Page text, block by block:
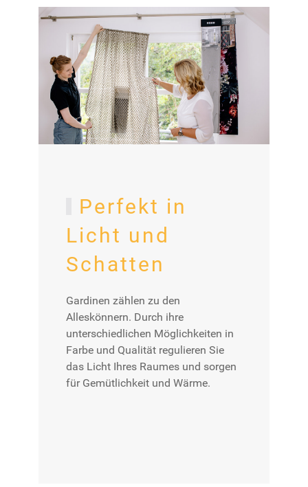
Perfekt in
Licht und
Schatten
Gardinen zählen zu den
Alleskönnern. Durch ihre
unterschiedlichen Möglichkeiten in
Farbe und Qualität regulieren Sie
das Licht Ihres Raumes und sorgen
für Gemütlichkeit und Wärme.